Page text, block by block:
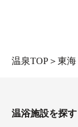
温泉TOP ＞ 東海
温浴施設を探す